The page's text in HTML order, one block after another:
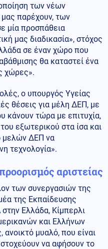
των νέων
μας παρέχουν, των
μία προσπάθεια
μας διαδικασία», στόχος
σε έναν χώρο που
θα καταστεί ένα
χώρες».
ο υπουργός Υγείας
θέσεις για μέλη ΔΕΠ, με
κάνουν τώρα με επιτυχία,
εξωτερικού στα ίσα και
μελών ΔΕΠ να
τεχνολογία».
αριστείας
των συνεργασιών της
της Εκπαίδευσης
Ελλάδα, Κίμπερλι
και Ελλήνων
ανοικτό μυαλό, που είναι
να αφήσουν το